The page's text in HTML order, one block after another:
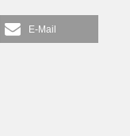
E-Mail